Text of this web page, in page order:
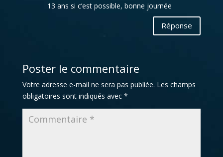
13 ans si c’est possible, bonne journée
Réponse
Poster le commentaire
Votre adresse e-mail ne sera pas publiée. Les champs
obligatoires sont indiqués avec *